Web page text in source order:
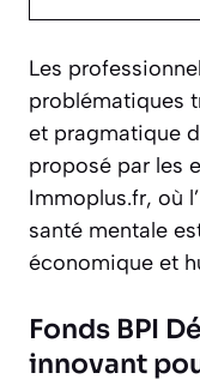
Les
problématiques
et pragmatique
proposé par les
Immoplus.fr, où
santé mentale
économique et
Fonds BPI
innovant